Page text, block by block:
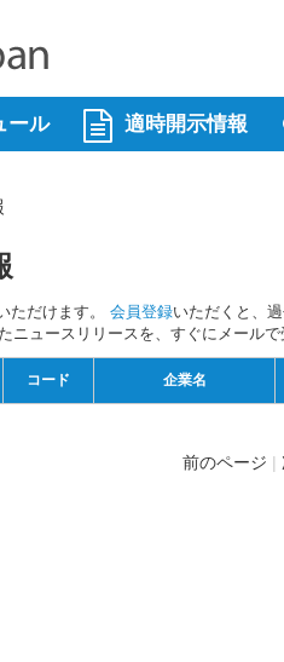
ール 適時開示情報
ただけます。 会員登録いただくと、
ニュースリリースを、すぐにメール
コード 企業名
前のページ